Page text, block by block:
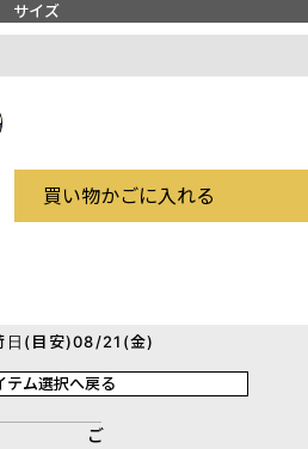
サイズ
買い物かごに入れる
日(目安)08/21(金)
テム選択へ戻る
ご